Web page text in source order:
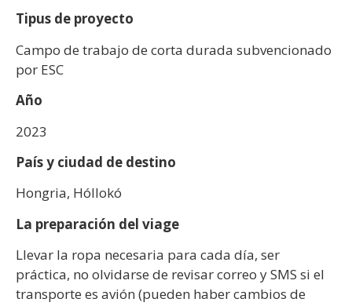
Tipus de proyecto
Campo de trabajo de corta durada subvencionado
por ESC
Año
2023
País y ciudad de destino
Hongria, Hóllokó
La preparación del viage
Llevar la ropa necesaria para cada día, ser
práctica, no olvidarse de revisar correo y SMS si el
transporte es avión (pueden haber cambios de